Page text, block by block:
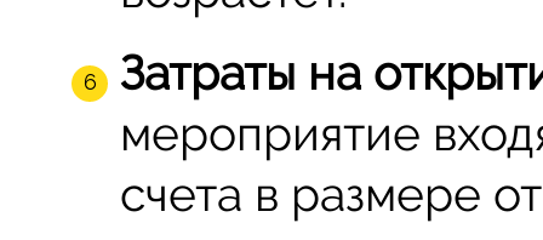
Затраты на
мероприятие
счета в размере